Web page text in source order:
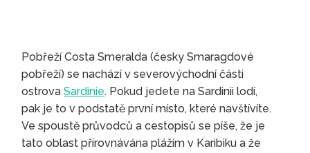
Pobřeží Costa Smeralda (česky Smaragdové
pobřeží) se nachází v severovýchodní části
ostrovaSardinie. Pokud jedete na Sardinii lodí,
pak je to v podstatě první místo, které navštívíte.
Ve spoustě průvodců a cestopisů se píše, že je
tato oblast přirovnávána plážím v Karibiku a že